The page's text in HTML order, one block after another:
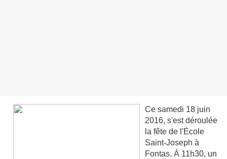
Ce samedi 18 juin
2016, s'est déroulée
la fête de l'École
Saint-Joseph à
Fontas. À 11h30, un